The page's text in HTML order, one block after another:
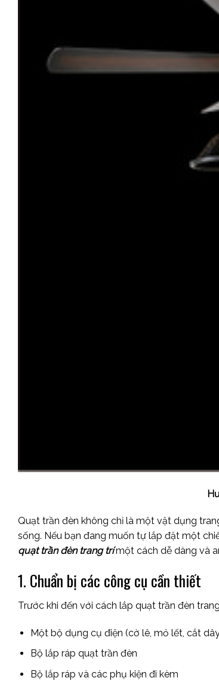
Quạt trần đèn không chỉ là một vật dụng
sống. Nếu bạn đang muốn tự lắp đặt một
quạt trần đèn trang trímột cách dễ dàng và
1. Chuẩn bị các công cụ cần thiết
Trước khi đến với cách lắp quạt trần đèn
Một bộ dụng cụ điện (cờ lê, mỏ lết, cắt
Bộ lắp ráp quạt trần đèn
Bộ lắp ráp và các phụ kiện đi kèm